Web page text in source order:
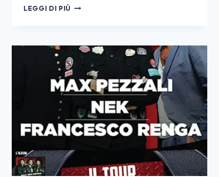
LEGGI DI PIÙ CAPAREZZA
SUMMER
FESTIVAL
2018